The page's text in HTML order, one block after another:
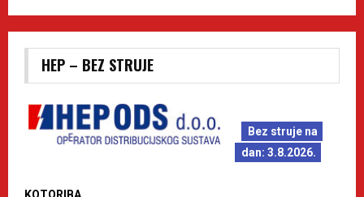
HEP – BEZ STRUJE
Bez struje na
dan: 3.8.2026.